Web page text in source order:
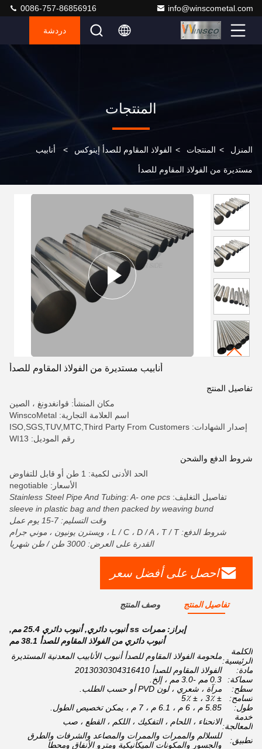
info@winscometal.com
0086-757-86856916
دردشة
المنتجات
المنزل > المنتجات > الفولاذ المقاوم للصدأ إينوكس > أنابيب
مستديرة من الفولاذ المقاوم للصدأ
أنابيب مستديرة من الفولاذ المقاوم للصدأ
تفاصيل المنتج
مكان المنشأ: قوانغدونغ ، الصين
اسم العلامة التجارية: WinscoMetal
إصدار الشهادات: ISO,SGS,TUV,MTC,Third Party From Customers
رقم الموديل: WI13
شروط الدفع والشحن
الحد الأدنى لكمية: 1 طن أو قابل للتفاوض
الأسعار: negotiable
تفاصيل التغليف: Stainless Steel Pipe And Tubing: A- one pcs
sleeve in plastic bag and then packed by weaving bund
وقت التسليم: 7-15 يوم عمل
شروط الدفع: L / C ، D / A ، T / T ، ويسترن يونيون ، موني جرام
القدرة على العرض: 3000 طن / طن شهريا
احصل على أفضل سعر
تفاصيل المنتج وصف المنتج
إبراز:ممرات ss أنبوب دائري ,أنبوب دائري 25.4 مم
,
أنبوب دائري من الفولاذ المقاوم للصدأ 38.1 مم
الكلمة
الرئيسية:ملحومة الفولاذ المقاوم للصدأ أنبوب الأنابيب المعدنية المستديرة
مادة:
الفولاذ المقاوم للصدأ 2013030304316410
سماكة:
0.3 مم -3.0 مم ، إلخ.
سطح:
مرآة ، شعري ، لون PVD أو حسب الطلب.
تسامح:
± 3٪ ، ± 5٪
طول:
5.85 م ، 6 م ، 6.1 م ، 7 م ، يمكن تخصيص الطول.
خدمة
المعالجة:الانحناء ، اللحام ، التفكيك ، اللكم ، القطع ، صب
تطبيق:
للسلالم والممرات والممرات والمصاعد والشرفات والطرق
والجسور والمكونات الميكانيكية ومترو الأنفاق ومحطا